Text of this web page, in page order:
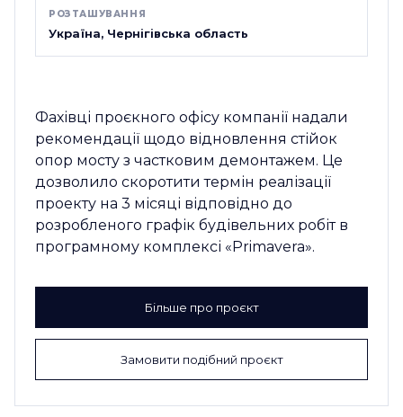
РОЗТАШУВАННЯ
Україна, Чернігівська область
Фахівці проєкного офісу компанії надали
рекомендації щодо відновлення стійок
опор мосту з частковим демонтажем. Це
дозволило скоротити термін реалізації
проекту на 3 місяці відповідно до
розробленого графік будівельних робіт в
програмному комплексі «Primavera».
Більше про проєкт
Замовити подібний проєкт